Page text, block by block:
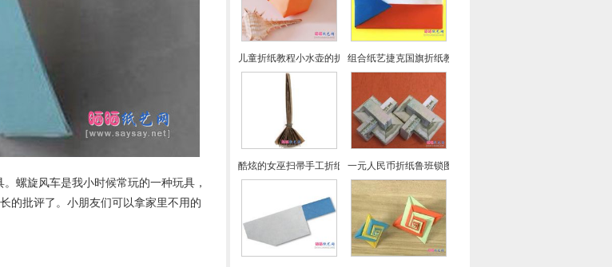
螺旋风车是我小时候常玩的一种玩具，
的批评了。小朋友们可以拿家里不用的
儿童折纸教程小水壶的折法实拍组合纸艺捷克国旗折纸教程
酷炫的女巫扫帚手工折纸图文教程一元人民币折纸鲁班锁图文教程